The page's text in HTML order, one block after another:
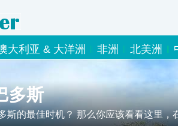
大利亚 & 大洋洲 非洲 北美洲
多斯
斯的最佳时机？ 那么你应该看看这里，